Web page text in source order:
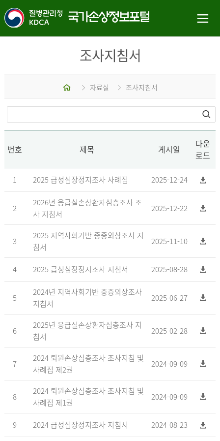
조사지침서
홈 자료실 조사지침서
번호 제목 게시일
다운
로드
1 2025 급성심장정지조사 사례집 2025-12-24
2
2026년 응급실손상환자심층조사 조
사 지침서
2025-12-22
3
2025 지역사회기반 중증외상조사 지
침서
2025-11-10
4 2025 급성심장정지조사 지침서 2025-08-28
5
2024년 지역사회기반 중증외상조사
지침서
2025-06-27
6
2025년 응급실손상환자심층조사 지
침서
2025-02-28
7
2024 퇴원손상심층조사 조사지침 및
사례집 제2권
2024-09-09
8
2024 퇴원손상심층조사 조사지침 및
사례집 제1권
2024-09-09
9 2024 급성심장정지조사 지침서 2024-08-23